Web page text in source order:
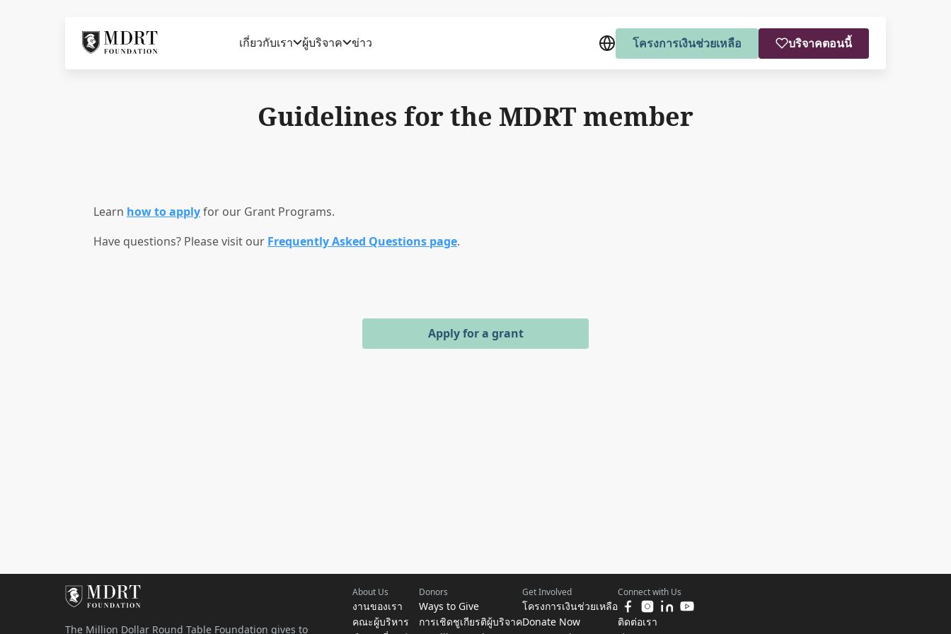
เกี่ยวกับเรา ผู้บริจาค ข่าว โครงการเงินช่วยเหลือ บริจาคตอนนี้
Guidelines for the MDRT member
Learn how to applyfor our Grant Programs.
Have questions? Please visit our Frequently Asked Questions page.
Apply for a grant
The Million Dollar Round Table Foundation gives to
About Us
งานของเรา
คณะผู้บริหาร
Donors
Ways to Give
การเชิดชูเกียรติผู้บริจาค
Get Involved
โครงการเงินช่วยเหลือ
Donate Now
Connect with Us
ติดต่อเรา